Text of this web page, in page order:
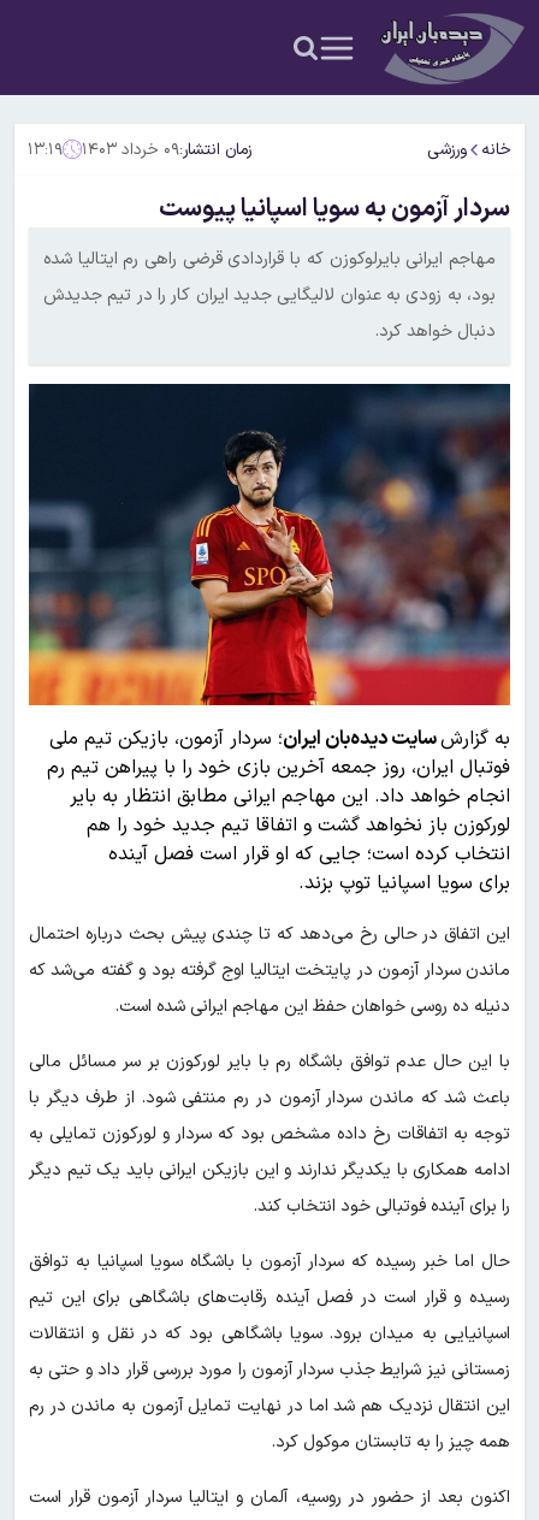
خانه ورزشی زمان انتشار:۰۹ خرداد ۱۴۰۳ ۱۳:۱۹
سردار آزمون به سویا اسپانیا پیوست
مهاجم ایرانی بایرلوکوزن که با قراردادی قرضی راهی رم ایتالیا شده
بود، به زودی به عنوان لالیگایی جدید ایران کار را در تیم جدیدش
دنبال خواهد کرد.
به گزارشسایت دیده‌بان ایران؛ سردار آزمون، بازیکن تیم ملی
فوتبال ایران، روز جمعه آخرین بازی خود را با پیراهن تیم رم
انجام خواهد داد. این مهاجم ایرانی مطابق انتظار به بایر
لورکوزن باز نخواهد گشت و اتفاقا تیم جدید خود را هم
انتخاب کرده است؛ جایی که او قرار است فصل آینده
برای سویا اسپانیا توپ بزند.
این اتفاق در حالی رخ می‌دهد که تا چندی پیش بحث درباره احتمال
ماندن سردار آزمون در پایتخت ایتالیا اوج گرفته بود و گفته می‌شد که
دنیله ده روسی خواهان حفظ این مهاجم ایرانی شده است.
با این حال عدم توافق باشگاه رم با بایر لورکوزن بر سر مسائل مالی
باعث شد که ماندن سردار آزمون در رم منتفی شود. از طرف دیگر با
توجه به اتفاقات رخ داده مشخص بود که سردار و لورکوزن تمایلی به
ادامه همکاری با یکدیگر ندارند و این بازیکن ایرانی باید یک تیم دیگر
را برای آینده فوتبالی خود انتخاب کند.
حال اما خبر رسیده که سردار آزمون با باشگاه سویا اسپانیا به توافق
رسیده و قرار است در فصل آینده رقابت‌های باشگاهی برای این تیم
اسپانیایی به میدان برود. سویا باشگاهی بود که در نقل و انتقالات
زمستانی نیز شرایط جذب سردار آزمون را مورد بررسی قرار داد و حتی به
این انتقال نزدیک هم شد اما در نهایت تمایل آزمون به ماندن در رم
همه چیز را به تابستان موکول کرد.
اکنون بعد از حضور در روسیه، آلمان و ایتالیا سردار آزمون قرار است